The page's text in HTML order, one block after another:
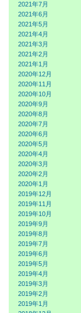
2021年7月
2021年6月
2021年5月
2021年4月
2021年3月
2021年2月
2021年1月
2020年12月
2020年11月
2020年10月
2020年9月
2020年8月
2020年7月
2020年6月
2020年5月
2020年4月
2020年3月
2020年2月
2020年1月
2019年12月
2019年11月
2019年10月
2019年9月
2019年8月
2019年7月
2019年6月
2019年5月
2019年4月
2019年3月
2019年2月
2019年1月